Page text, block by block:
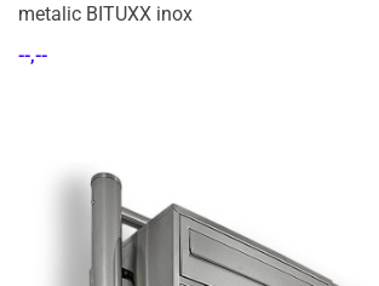
metalic BITUXX inox
--,--